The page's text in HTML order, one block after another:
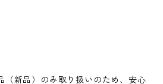
（新品）のみ取り扱いのため、安心